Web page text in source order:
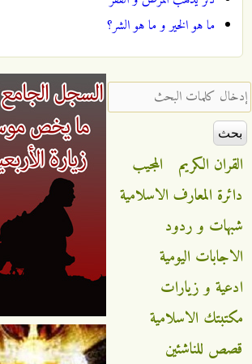
ما هو الخير و ما هو الشر؟
‏إدخال كلمات البحث ‏
القران الكريم
المجيب
دائرة المعارف الاسلامية
شبهات و ردود
الاجابات اليومية
ادعية و زيارات
مكتبتك الاسلامية
قصص للناشئين